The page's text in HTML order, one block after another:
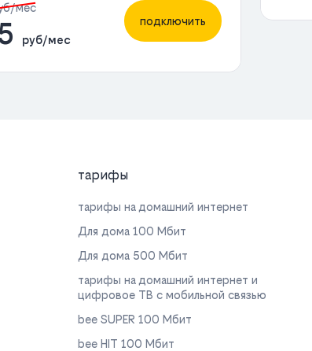
мес
руб/мес
подключить
тарифы
тарифы на домашний интернет
Для дома 100 Мбит
Для дома 500 Мбит
тарифы на домашний интернет и
цифровое ТВ с мобильной связью
bee SUPER 100 Мбит
bee HIT 100 Мбит